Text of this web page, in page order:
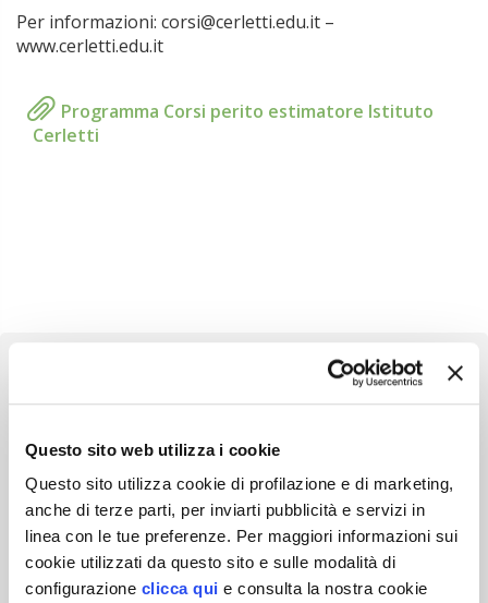
Questo sito web utilizza i cookie
Questo sito utilizza cookie di profilazione e di marketing,
anche di terze parti, per inviarti pubblicità e servizi in
linea con le tue preferenze. Per maggiori informazioni sui
cookie utilizzati da questo sito e sulle modalità di
configurazione clicca qui e consulta la nostra cookie
Per informazioni: corsi@cerletti.edu.it –
www.cerletti.edu.it
Programma Corsi perito estimatore Istituto
Cerletti
Newsletter
Scopri un servizio d'informazione di alta qualità. Tagliato sulle tue
esigenze.
ISCRIVITI